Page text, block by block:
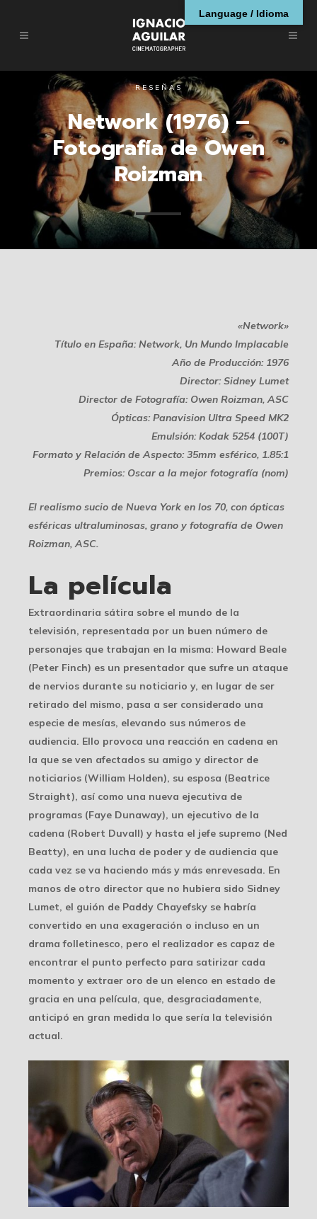
RESEÑAS
Network (1976) –
Fotografía de Owen
Roizman
«Network»
Título en España: Network, Un Mundo Implacable
Año de Producción: 1976
Director: Sidney Lumet
Director de Fotografía: Owen Roizman, ASC
Ópticas: Panavision Ultra Speed MK2
Emulsión: Kodak 5254 (100T)
Formato y Relación de Aspecto: 35mm esférico, 1.85:1
Premios: Oscar a la mejor fotografía (nom)
El realismo sucio de Nueva York en los 70, con ópticas
esféricas ultraluminosas, grano y fotografía de Owen
Roizman, ASC.
La película
Extraordinaria sátira sobre el mundo de la
televisión, representada por un buen número de
personajes que trabajan en la misma: Howard Beale
(Peter Finch) es un presentador que sufre un ataque
de nervios durante su noticiario y, en lugar de ser
retirado del mismo, pasa a ser considerado una
especie de mesías, elevando sus números de
audiencia. Ello provoca una reacción en cadena en
la que se ven afectados su amigo y director de
noticiarios (William Holden), su esposa (Beatrice
Straight), así como una nueva ejecutiva de
programas (Faye Dunaway), un ejecutivo de la
cadena (Robert Duvall) y hasta el jefe supremo (Ned
Beatty), en una lucha de poder y de audiencia que
cada vez se va haciendo más y más enrevesada. En
manos de otro director que no hubiera sido Sidney
Lumet, el guión de Paddy Chayefsky se habría
convertido en una exageración o incluso en un
drama folletinesco, pero el realizador es capaz de
encontrar el punto perfecto para satirizar cada
momento y extraer oro de un elenco en estado de
gracia en una película, que, desgraciadamente,
anticipó en gran medida lo que sería la televisión
actual.
Language / Idioma